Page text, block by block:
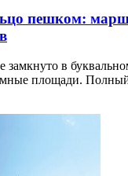
пешком:
замкнуто в
площади.